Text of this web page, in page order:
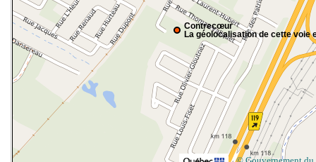
Contrecœur
La géolocalisation de cette voie